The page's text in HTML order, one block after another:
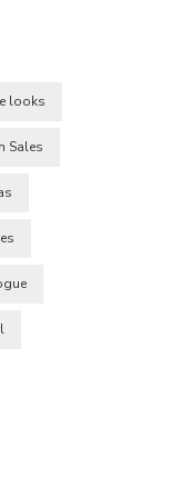
looks
Sales